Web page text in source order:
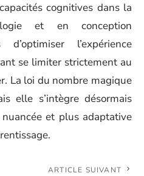
cognitives dans la
et en conception
l’expérience
se limiter strictement au
La loi du nombre magique
elle s’intègre désormais
et plus adaptative
ARTICLE SUIVANT